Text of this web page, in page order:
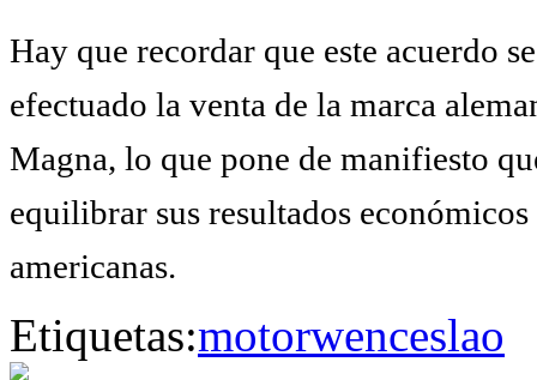
Hay que recordar que este acuerdo
efectuado la venta de la marca
Magna, lo que pone de manifiesto
equilibrar sus resultados
americanas.
Etiquetas:motorwenceslao